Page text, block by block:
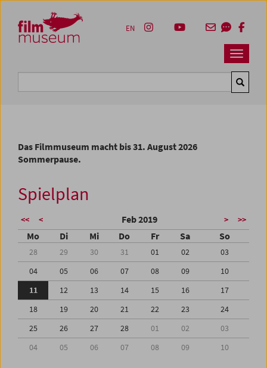
Zum Inhalt
Zum Hauptmenü
Zur Servicenavigation
Zum Suche
Navbar
EN
Das Filmmuseum macht bis 31. August 2026
Sommerpause.
Spielplan
<< < Feb 2019 > >>
Mo Di Mi Do Fr Sa So
28 29 30 31 01 02
03
04
05 06 07 08 09
10
11
12 13 14 15 16
17
18
19 20 21 22 23
24
25
26 27 28 01 02
03
04
05 06 07 08 09 10